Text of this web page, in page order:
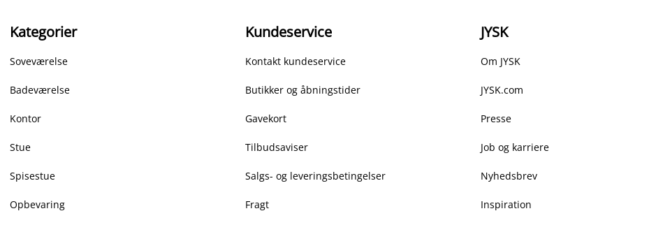
Kategorier
Soveværelse
Badeværelse
Kontor
Stue
Spisestue
Opbevaring
Kundeservice
Kontakt kundeservice
Butikker og åbningstider
Gavekort
Tilbudsaviser
Salgs- og leveringsbetingelser
Fragt
JYSK
Om JYSK
JYSK.com
Presse
Job og karriere
Nyhedsbrev
Inspiration